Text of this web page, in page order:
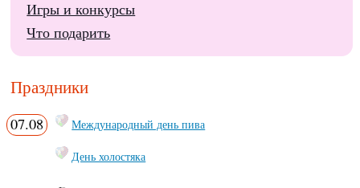
Игры и конкурсы
Что подарить
Праздники
07.08 Международный день пива
День холостяка